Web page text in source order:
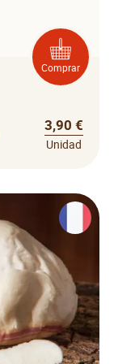
Comprar
3,90 €
Unidad